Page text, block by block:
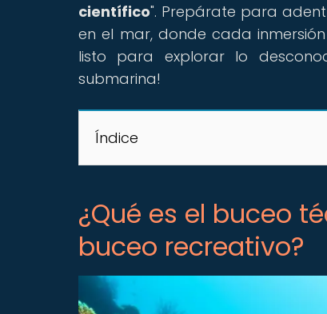
científico". Prepárate para
en el mar, donde cada
listo para explorar lo
submarina!
Índice
¿Qué es el buceo
buceo recreativo?